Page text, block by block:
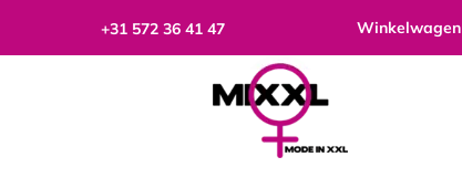
+31 572 36 41 47 Winkelwagen